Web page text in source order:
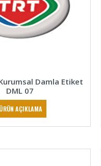
Damla Etiket
DML 07
ÜRÜN AÇIKLAMA